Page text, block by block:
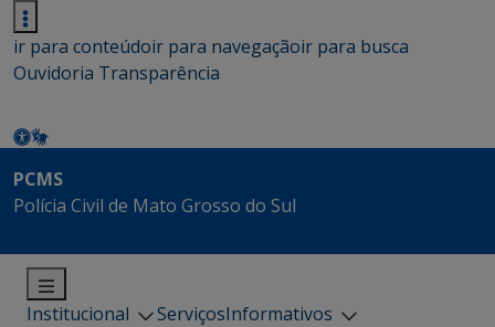
ir para conteúdoir para navegaçãoir para busca
Ouvidoria Transparência
PCMS
Polícia Civil de Mato Grosso do Sul
Institucional ServiçosInformativos